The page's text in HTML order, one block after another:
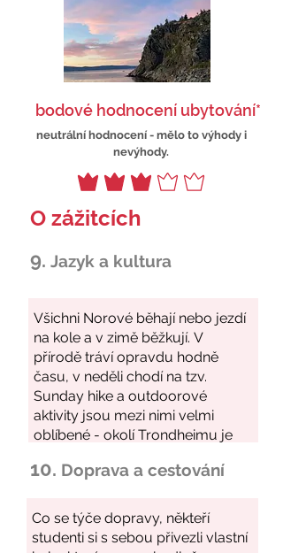
bodové hodnocení ubytování*
neutrální hodnocení - mělo to výhody i
nevýhody.
O zážitcích
9. Jazyk a kultura
10. Doprava a cestování